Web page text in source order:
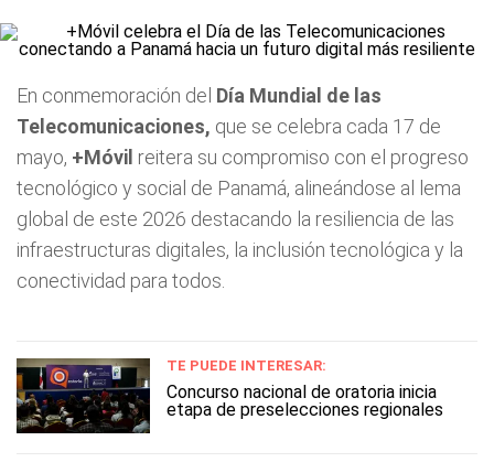
En conmemoración del Día Mundial de las
Telecomunicaciones, que se celebra cada 17 de
mayo, +Móvil reitera su compromiso con el progreso
tecnológico y social de Panamá, alineándose al lema
global de este 2026 destacando la resiliencia de las
infraestructuras digitales, la inclusión tecnológica y la
conectividad para todos.
TE PUEDE INTERESAR:
Concurso nacional de oratoria inicia
etapa de preselecciones regionales